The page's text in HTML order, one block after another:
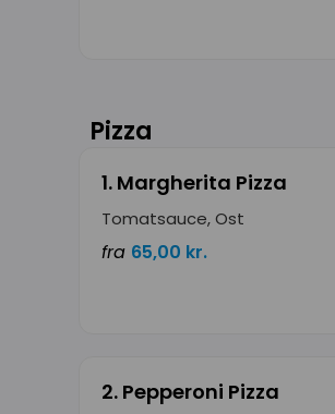
Pizza
1. Margherita Pizza
Tomatsauce, Ost
fra 65,00 kr.
2. Pepperoni Pizza